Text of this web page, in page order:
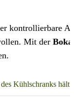
kontrollierbare
Mit der
Kühlschranks hält